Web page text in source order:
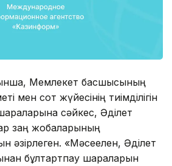
Мемлекет басшысының
мен сот жүйесінің тиімділігін
сәйкес, Әділет
заң жобаларының
әзірлеген. «Мәсеелен, Әділет
бұлтартпау шараларын